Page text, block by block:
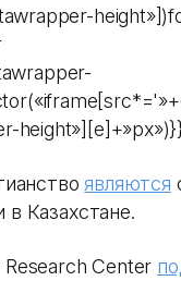
являются
Казахстане.
Center